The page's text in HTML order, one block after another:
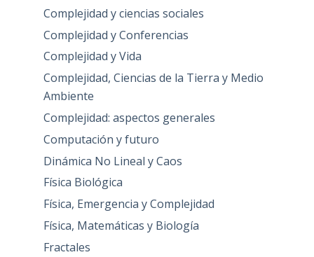
Complejidad y ciencias sociales
Complejidad y Conferencias
Complejidad y Vida
Complejidad, Ciencias de la Tierra y Medio
Ambiente
Complejidad: aspectos generales
Computación y futuro
Dinámica No Lineal y Caos
Física Biológica
Física, Emergencia y Complejidad
Física, Matemáticas y Biología
Fractales